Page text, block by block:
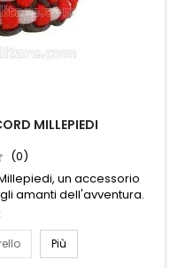
MILLEPIEDI
(0)
un accessorio
amanti dell'avventura.
questo braccialetto
al tuo outfit, ma anche
all'aperto. Con il
resistenza e stile in...
Più